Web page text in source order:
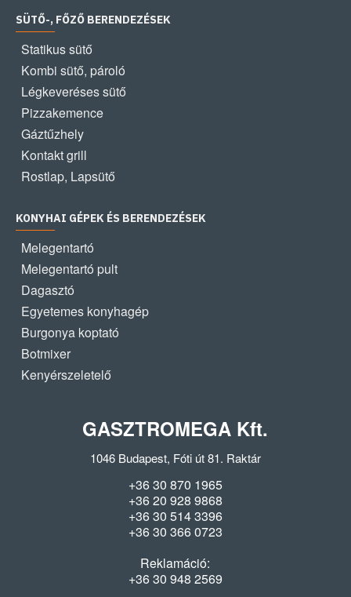
SÜTŐ-, FŐZŐ BERENDEZÉSEK
Statikus sütő
Kombi sütő, pároló
Légkeveréses sütő
Pizzakemence
Gáztűzhely
Kontakt grill
Rostlap, Lapsütő
KONYHAI GÉPEK ÉS BERENDEZÉSEK
Melegentartó
Melegentartó pult
Dagasztó
Egyetemes konyhagép
Burgonya koptató
Botmixer
Kenyérszeletelő
GASZTROMEGA Kft.
1046 Budapest, Fóti út 81. Raktár
+36 30 870 1965
+36 20 928 9868
+36 30 514 3396
+36 30 366 0723
Reklamáció:
+36 30 948 2569